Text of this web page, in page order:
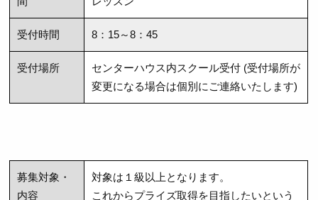
受付時間 8：15～8：45
受付場所
センターハウス内スクール受付 (受付場所が
変更になる場合は個別にご連絡いたします)
募集対象・
内容
対象は１級以上となります。
これからプライズ取得を目指したいという